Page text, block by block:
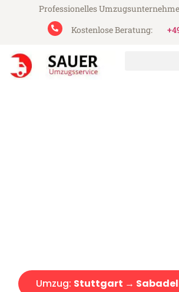
Professionelles
Kostenlose Beratung:
Umzug: Stuttgart →